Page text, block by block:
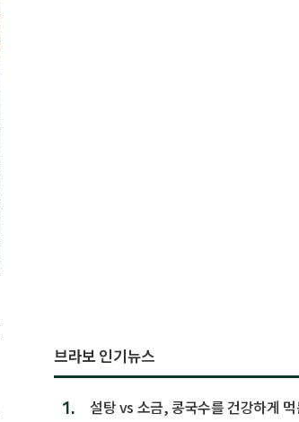
브라보 인기뉴스
1. 설탕 vs 소금, 콩국수를 건강하게 먹